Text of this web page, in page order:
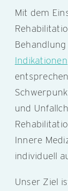
Mit dem
Indikationen
und
Innere
individuell
Unser Ziel